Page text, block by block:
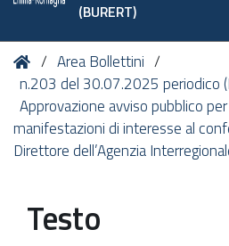
(BURERT)
Tu
sei
qui:
HomeArea Bollettini
n.203 del 30.07.2025 periodico
Approvazione avviso pubblico
manifestazioni di interesse al
Direttore dell’Agenzia
Testo